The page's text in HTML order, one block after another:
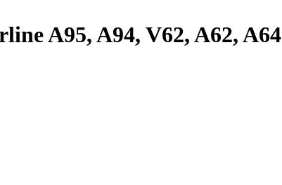
A95, A94, V62, A62, A64